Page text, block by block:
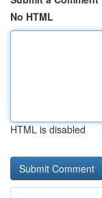
No HTML
HTML is disabled